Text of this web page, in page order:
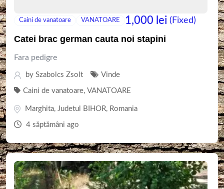
Caini de vanatoare VANATOARE 1,000 lei (Fixed)
Catei brac german cauta noi stapini
Fara pedigre
by Szabolcs Zsolt Vinde
Caini de vanatoare, VANATOARE
Marghita, Judetul BIHOR, Romania
4 săptămâni ago